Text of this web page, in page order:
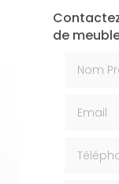
de